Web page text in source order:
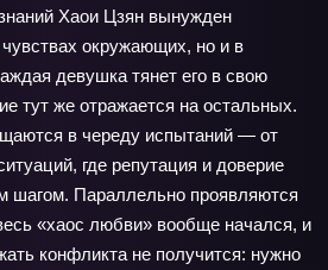
Хаои Цзян вынужден
чувствах окружающих, но и в
девушка тянет его в свою
тут же отражается на остальных.
в череду испытаний — от
где репутация и доверие
шагом. Параллельно проявляются
«хаос любви» вообще начался, и
конфликта не получится: нужно